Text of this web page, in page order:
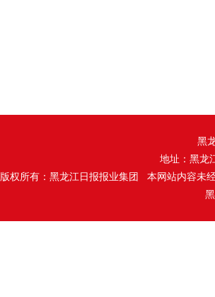
黑
地址：黑龙
版权所有：黑龙江日报报业集团 本网站内容未